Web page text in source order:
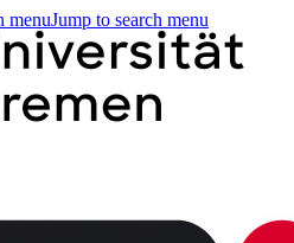
menuJump to search menu